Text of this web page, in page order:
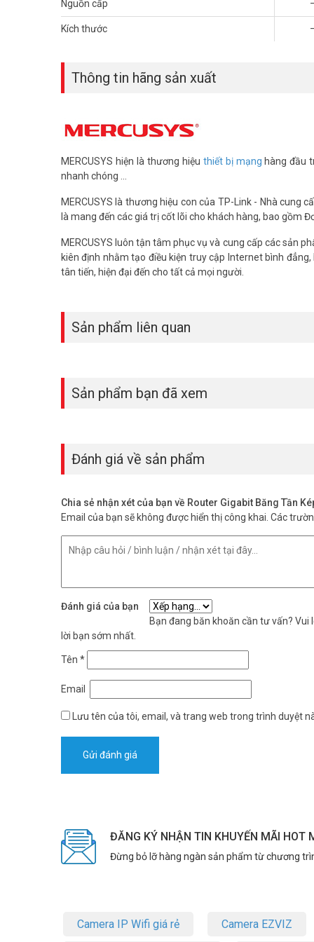
Công Nghệ MU-MIMO – Nhiều Thiết Bị
Tuy nhiên, với công nghệ MU-MIMO, Mercusys MR30G
các router AC tiêu chuẩn, nâng cao hiệu quả mạng.
Anten Độ Lợi Cao với Beamforming –
Hỗ trợ 4 ăng-ten bên ngoài có công suất cao 5 dBi với
nhiều phòng hơn. Công nghệ Beamforming nâng cao tự
hiệu quả cao, giúp kết nối của bạn ổn định hơn.
Nguồn cấp
Kích thước
Thông tin hãng sản xuất
MERCUSYS hiện là thương hiệu thiết bị mạng hàng đầu
nhanh chóng ...
MERCUSYS là thương hiệu con của TP-Link - Nhà cung
là mang đến các giá trị cốt lõi cho khách hàng, bao gồm
MERCUSYS luôn tận tâm phục vụ và cung cấp các sản
kiên định nhằm tạo điều kiện truy cập Internet bình
tân tiến, hiện đại đến cho tất cả mọi người.
Sản phẩm liên quan
Sản phẩm bạn đã xem
Đánh giá về sản phẩm
Chia sẻ nhận xét của bạn về Router Gigabit Băng Tần
Email của bạn sẽ không được hiển thị công khai. Các
Đánh giá của bạn
Bạn đang băn khoăn cần tư vấn? Vui
lời bạn sớm nhất.
Tên *
Email
Lưu tên của tôi, email, và trang web trong trình duyệt
ĐĂNG KÝ NHẬN TIN KHUYẾN MÃI HOT
Đừng bỏ lỡ hàng ngàn sản phẩm từ chương
Camera IP Wifi giá rẻ Camera EZVIZ